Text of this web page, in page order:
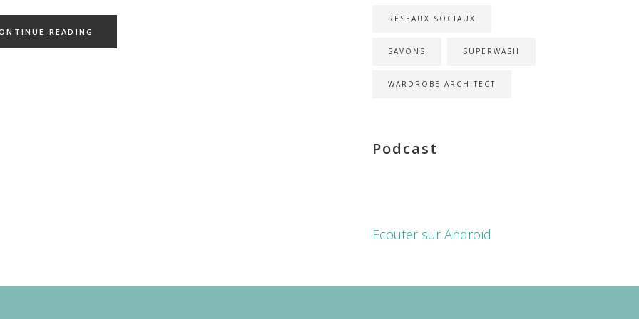
READING
RÉSEAUX SOCIAUX
SAVONS SUPERWASH
WARDROBE ARCHITECT
Podcast
Ecouter sur Androïd